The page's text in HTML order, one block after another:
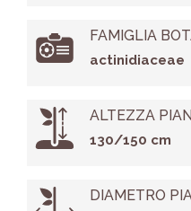
FAMIGLIA
actinidiaceae
ALTEZZA
130/150 cm
DIAMETRO